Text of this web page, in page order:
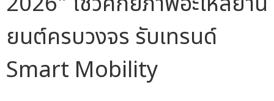
ยนต์ครบวงจร รับเทรนด์
Smart Mobility